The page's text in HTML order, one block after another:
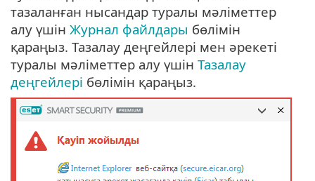
тазаланған нысандар туралы мәліметтер
алу үшін Журнал файлдары бөлімін
қараңыз. Тазалау деңгейлері мен әрекеті
туралы мәліметтер алу үшін Тазалау
деңгейлері бөлімін қараңыз.